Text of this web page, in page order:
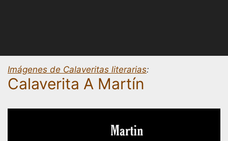
Imágenes de Calaveritas literarias:
Calaverita A Martín